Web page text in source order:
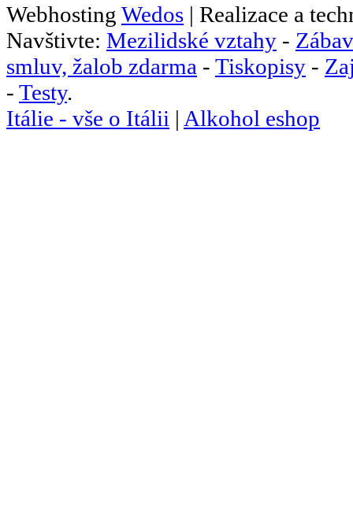
Webhosting Wedos | Realizace a
Navštivte: Mezilidské vztahy -
smluv, žalob zdarma - Tiskopisy -
- Testy.
Itálie - vše o Itálii | Alkohol eshop